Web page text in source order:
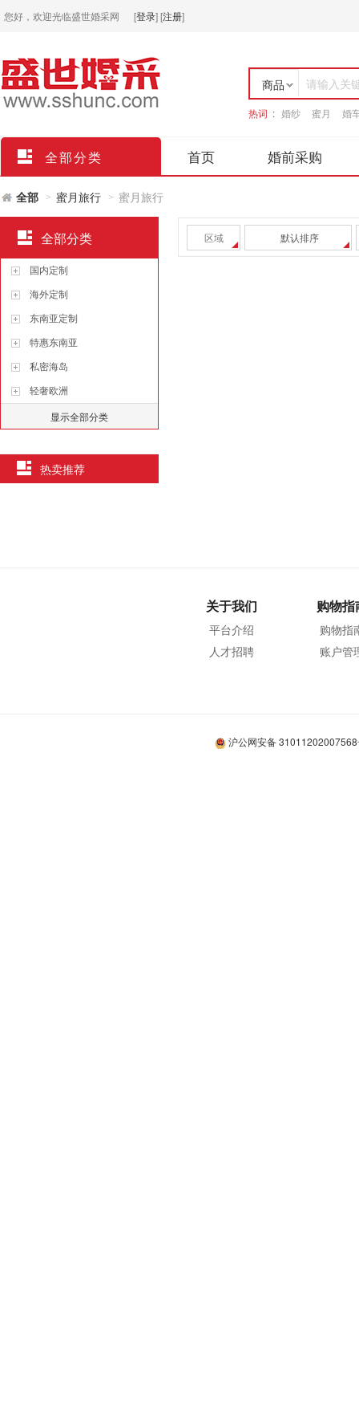
您好，欢迎光临盛世婚采网 [登录][注册]
商品
店铺
请输入关
热词 : 婚纱 蜜月 婚
全部分类 首页 婚前采购
全部 > 蜜月旅行 > 蜜月旅行
区域 默认排序
全部分类
国内定制
海外定制
东南亚定制
特惠东南亚
私密海岛
轻奢欧洲
显示全部分类
热卖推荐
关于我们
平台介绍
人才招聘
购物指
购物指
账户管
沪公网安备 31011202007568